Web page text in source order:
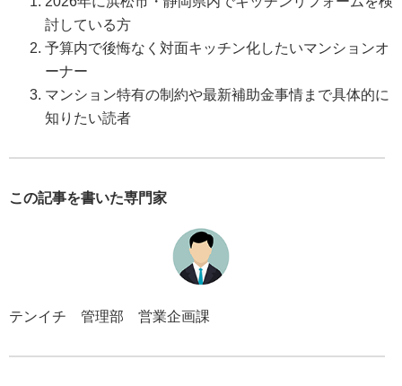
討している方
予算内で後悔なく対面キッチン化したいマンションオ
ーナー
マンション特有の制約や最新補助金事情まで具体的に
知りたい読者
この記事を書いた専門家
テンイチ 管理部 営業企画課